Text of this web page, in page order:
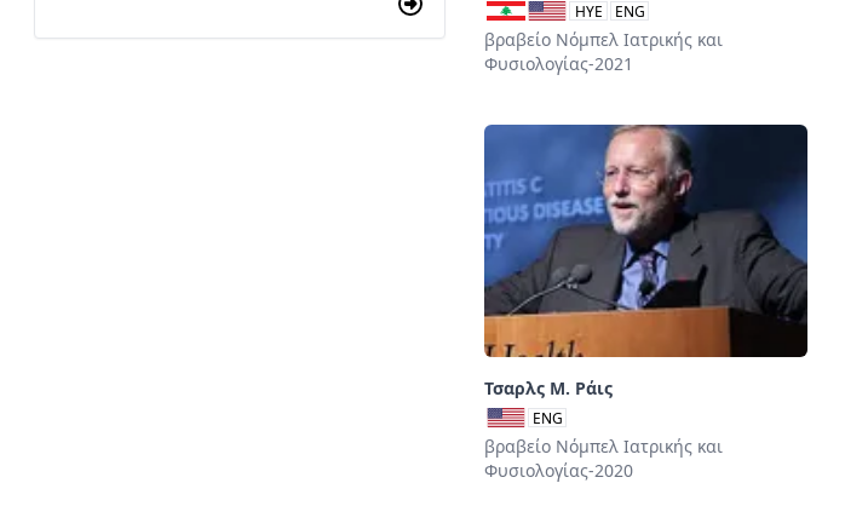
HYE ENG
βραβείο Νόμπελ Ιατρικής και
Φυσιολογίας-2021
Τσαρλς Μ. Ράις
ENG
βραβείο Νόμπελ Ιατρικής και
Φυσιολογίας-2020